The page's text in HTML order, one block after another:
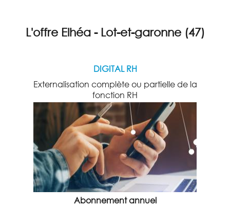
L'offre Elhéa - Lot-et-garonne (47)
DIGITAL RH
Externalisation complète ou partielle de la
fonction RH
Abonnement annuel